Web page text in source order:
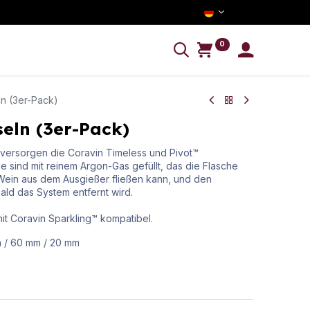
0
(3er-Pack)
(3er-Pack)
die Coravin Timeless und Pivot™
sind mit reinem Argon-Gas gefüllt, das die Flasche
aus dem Ausgießer fließen kann, und den
das System entfernt wird.
Coravin Sparkling™ kompatibel.
/ 60 mm / 20 mm